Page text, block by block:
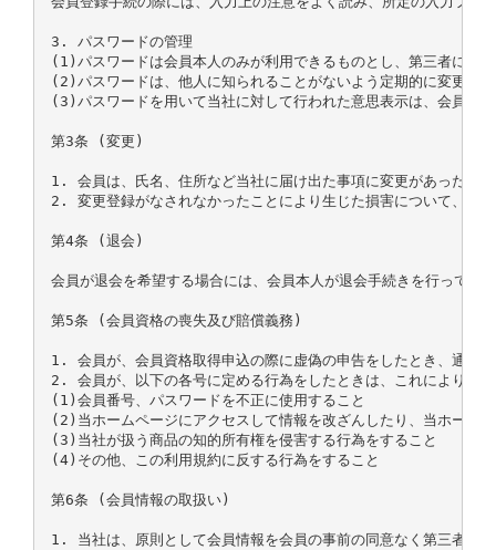
3. パスワードの管理
(1)パスワードは会員本人のみが利用できるものとし、第三者に譲
(2)パスワードは、他人に知られることがないよう定期的に変更す
(3)パスワードを用いて当社に対して行われた意思表示は、会員本
第3条 (変更)
1. 会員は、氏名、住所など当社に届け出た事項に変更があった場
2. 変更登録がなされなかったことにより生じた損害について、当
第4条 (退会)
会員が退会を希望する場合には、会員本人が退会手続きを行ってく
第5条 (会員資格の喪失及び賠償義務)
1. 会員が、会員資格取得申込の際に虚偽の申告をしたとき、通信
2. 会員が、以下の各号に定める行為をしたときは、これにより当
(1)会員番号、パスワードを不正に使用すること
(2)当ホームページにアクセスして情報を改ざんしたり、当ホーム
(3)当社が扱う商品の知的所有権を侵害する行為をすること
(4)その他、この利用規約に反する行為をすること
第6条 (会員情報の取扱い)
1. 当社は、原則として会員情報を会員の事前の同意なく第三者に